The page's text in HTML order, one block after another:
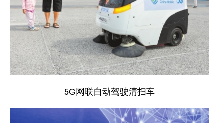
5G网联自动驾驶清扫车